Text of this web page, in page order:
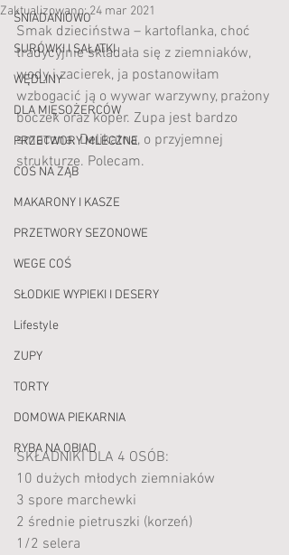
ŚNIADANIOWO
SURÓWKI I SAŁATKI
WĘDLINY
DLA MIĘSOŻERCÓW
PRZETWORY MLECZNE
COŚ NA ZĄB
MAKARONY I KASZE
PRZETWORY SEZONOWE
WEGE COŚ
SŁODKIE WYPIEKI I DESERY
Lifestyle
ZUPY
TORTY
DOMOWA PIEKARNIA
RYBA NA OBIAD
Zaktualizowano:24 mar 2021
Smak dzieciństwa – kartoflanka, choć
tradycyjnie składała się z ziemniaków,
wody i zacierek, ja postanowiłam
wzbogacić ją o wywar warzywny, prażony
boczek oraz koper. Zupa jest bardzo
smaczna. Delikatna, o przyjemnej
strukturze. Polecam.
SKŁADNIKI DLA 4 OSÓB:
10 dużych młodych ziemniaków
3 spore marchewki
2 średnie pietruszki (korzeń)
1/2 selera